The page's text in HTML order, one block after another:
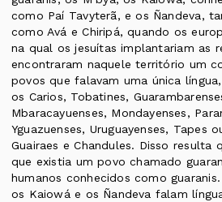
como Paí Tavyterã, e os Ñandeva,
como Avá e Chiripá, quando os
na qual os jesuítas implantariam as
encontraram naquele território um
povos que falavam uma única
os Carios, Tobatines,
Mbaracayuenses, Mondayenses,
Yguazuenses, Uruguayenses, Tapes
Guairaes e Chandules. Disso resulta
que existia um povo chamado
humanos conhecidos como
os Kaiowá e os Ñandeva falam